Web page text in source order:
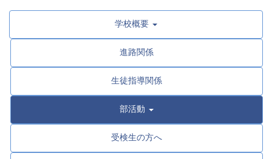
学校概要
進路関係
生徒指導関係
部活動
受検生の方へ